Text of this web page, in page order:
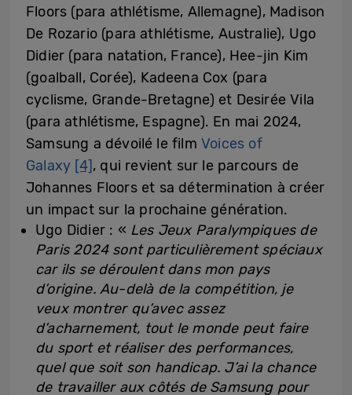
Floors (para athlétisme, Allemagne), Madison
De Rozario (para athlétisme, Australie), Ugo
Didier (para natation, France), Hee-jin Kim
(goalball, Corée), Kadeena Cox (para
cyclisme, Grande-Bretagne) et Desirée Vila
(para athlétisme, Espagne). En mai 2024,
Samsung a dévoilé le film Voices of
Galaxy [4], qui revient sur le parcours de
Johannes Floors et sa détermination à créer
un impact sur la prochaine génération.
Ugo Didier : « Les Jeux Paralympiques de
Paris 2024 sont particulièrement spéciaux
car ils se déroulent dans mon pays
d’origine. Au-delà de la compétition, je
veux montrer qu’avec assez
d’acharnement, tout le monde peut faire
du sport et réaliser des performances,
quel que soit son handicap. J’ai la chance
de travailler aux côtés de Samsung pour